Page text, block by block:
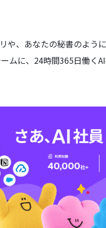
や、あなたの秘書のよう
ムに、24時間365日働く